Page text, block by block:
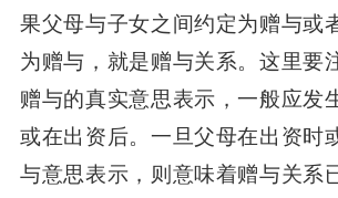
果父母与子女之间约定为赠与或
为赠与，就是赠与关系。这里要
赠与的真实意思表示，一般应发
或在出资后。一旦父母在出资时
与意思表示，则意味着赠与关系